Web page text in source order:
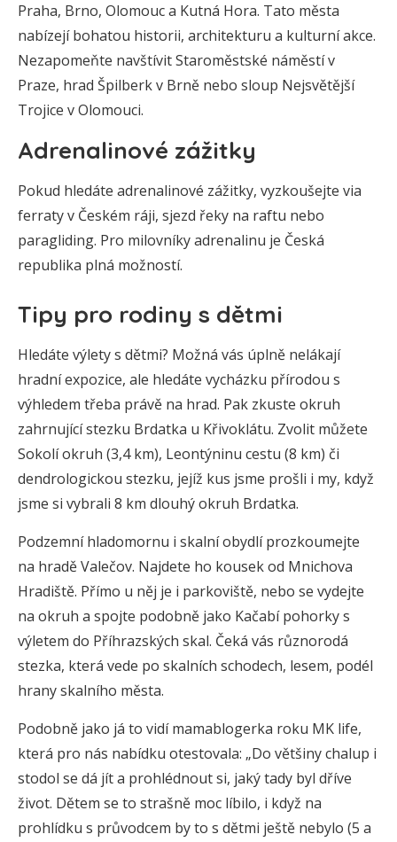
Praha, Brno, Olomouc a Kutná Hora. Tato města
nabízejí bohatou historii, architekturu a kulturní akce.
Nezapomeňte navštívit Staroměstské náměstí v
Praze, hrad Špilberk v Brně nebo sloup Nejsvětější
Trojice v Olomouci.
Adrenalinové zážitky
Pokud hledáte adrenalinové zážitky, vyzkoušejte via
ferraty v Českém ráji, sjezd řeky na raftu nebo
paragliding. Pro milovníky adrenalinu je Česká
republika plná možností.
Tipy pro rodiny s dětmi
Hledáte výlety s dětmi? Možná vás úplně nelákají
hradní expozice, ale hledáte vycházku přírodou s
výhledem třeba právě na hrad. Pak zkuste okruh
zahrnující stezku Brdatka u Křivoklátu. Zvolit můžete
Sokolí okruh (3,4 km), Leontýninu cestu (8 km) či
dendrologickou stezku, jejíž kus jsme prošli i my, když
jsme si vybrali 8 km dlouhý okruh Brdatka.
Podzemní hladomornu i skalní obydlí prozkoumejte
na hradě Valečov. Najdete ho kousek od Mnichova
Hradiště. Přímo u něj je i parkoviště, nebo se vydejte
na okruh a spojte podobně jako Kačabí pohorky s
výletem do Příhrazských skal. Čeká vás různorodá
stezka, která vede po skalních schodech, lesem, podél
hrany skalního města.
Podobně jako já to vidí mamablogerka roku MK life,
která pro nás nabídku otestovala: „Do většiny chalup i
stodol se dá jít a prohlédnout si, jaký tady byl dříve
život. Dětem se to strašně moc líbilo, i když na
prohlídku s průvodcem by to s dětmi ještě nebylo (5 a